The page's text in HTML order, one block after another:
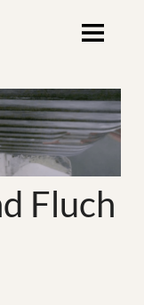
Fluch